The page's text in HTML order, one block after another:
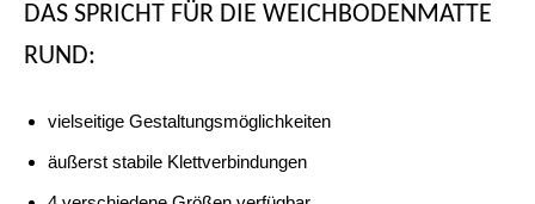
DAS SPRICHT FÜR DIE WEICHBODENMATTE
RUND:
vielseitige Gestaltungsmöglichkeiten
äußerst stabile Klettverbindungen